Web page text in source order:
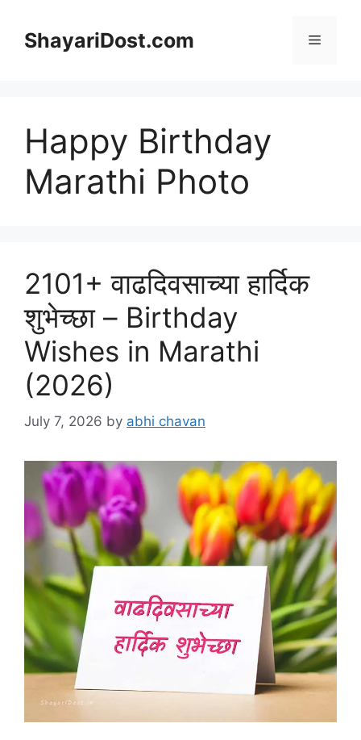
contentShayariDost.com Menu
Happy Birthday
Marathi Photo
2101+ वाढदिवसाच्या हार्दिक
शुभेच्छा – Birthday
Wishes in Marathi
(2026)
July 7, 2026 by abhi chavan